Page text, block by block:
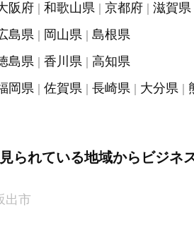
阪府 和歌山県 京都府 滋賀県
島県 岡山県
島根県
島県 香川県
高知県
岡県 佐賀県 長崎県 大分県
られている地域からビジネ
出市